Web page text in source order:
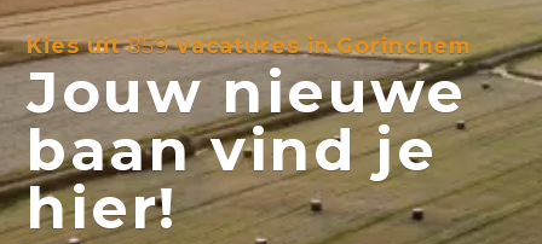
Kies uit859vacatures in Gorinchem
Jouw nieuwe
baan vind je
hier!